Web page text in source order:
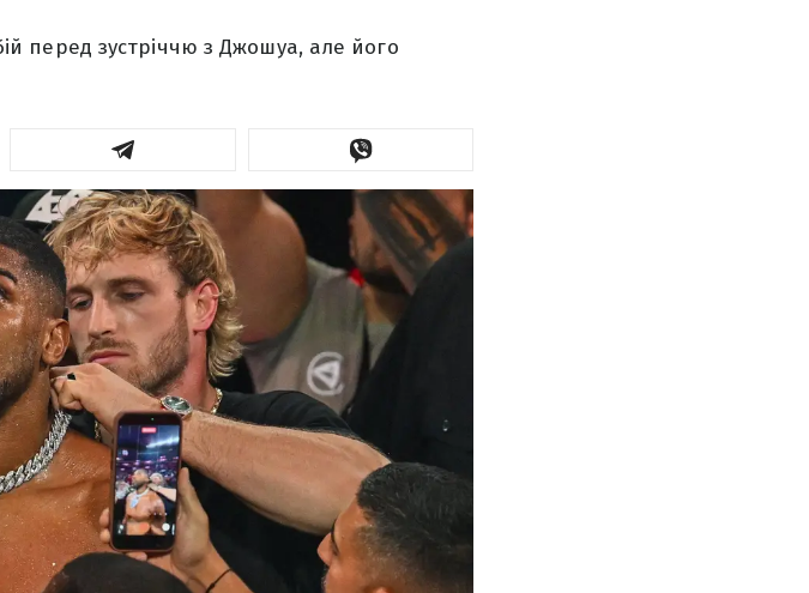
перед зустріччю з Джошуа, але його